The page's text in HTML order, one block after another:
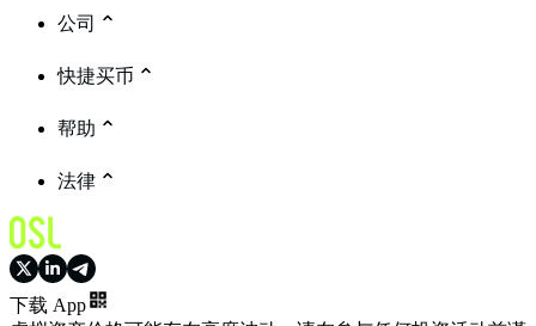
公司
快捷买币
帮助
法律
下载 App